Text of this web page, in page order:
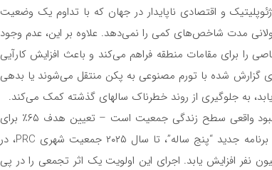
و اقتصادی ناپایدار در جهان که با تداوم یک وضعیت
مدت شاخص‌های کمی را نمی‌دهد. علاوه بر این، عدم وجود
را برای مقامات منطقه فراهم‌ می‌کند و باعث افزایش کارآیی
گزارش شده با تورم مصنوعی به پکن منتقل‌ می‌شوند یا بدهی
به جلوگیری از روند خطرناک سالهای گذشته کمک‌ می‌کند.
اولویت دوم، متمرکز بر توسعه “جریان داخلی”، به معنای بهبود واقعی سطح زندگی جمعیت است – تعیین هدف ۶۵٪ برای
نسبت شهروندان چینی که در شهرها زندگی‌ می‌کنند. طبق برنامه جدید “پنج ساله”، تا سال ۲۰۲۵ جمعیت شهری PRC، در
با سال ۲۰۱۹، که این رقم به ۶۰٪ رسید، باید ۵۰ میلیون نفر افزایش یابد. اجرای این اولویت یک اثر تجمعی را در پی